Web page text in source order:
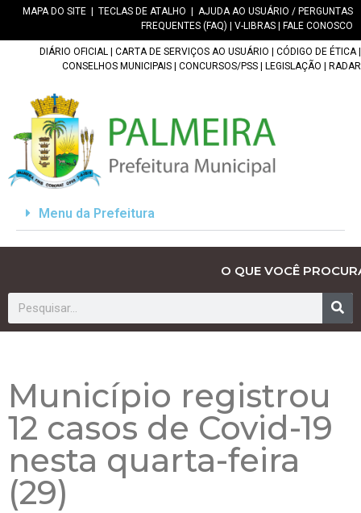
MAPA DO SITE TECLAS DE ATALHO
AJUDA AO USUÁRIO / PERGUNTAS
FREQUENTES (FAQ)
V-LIBRAS FALE CONOSCO
DIÁRIO OFICIAL CARTA DE SERVIÇOS AO USUÁRIO CÓDIGO DE ÉTICA|
CONSELHOS MUNICIPAIS
CONCURSOS/PSS LEGISLAÇÃO RADAR
Menu da Prefeitura
O QUE VOCÊ
Município registrou
12 casos de Covid-19
nesta quarta-feira
(29)